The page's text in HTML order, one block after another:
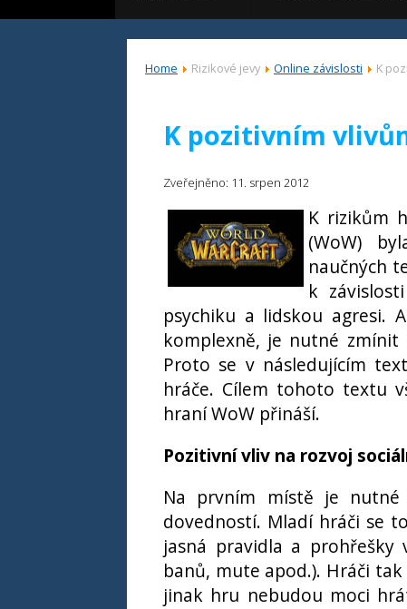
Home Rizikové jevy Online závislosti K
K pozitivním
Zveřejněno: 11. srpen 2012
K rizikům
(WoW)
naučných
k
psychiku a lidskou agresi.
komplexně, je nutné
Proto se v následujícím
hráče. Cílem tohoto textu
hraní WoW přináší.
Pozitivní vliv na rozvoj
Na prvním místě je
dovedností. Mladí hráči se
jasná pravidla a
banů, mute apod.). Hráči
jinak hru nebudou moci